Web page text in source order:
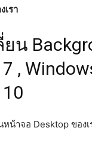
เรา
ยน
,
น้าจอ Desktop ของเ